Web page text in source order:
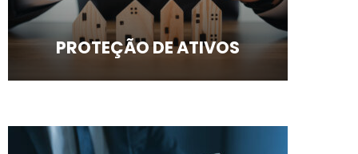
PROTEÇÃO DE ATIVOS